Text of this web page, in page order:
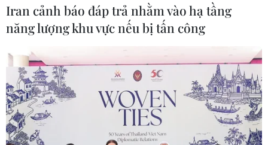
Iran cảnh báo đáp trả nhằm vào hạ tầng
năng lượng khu vực nếu bị tấn công